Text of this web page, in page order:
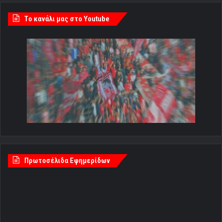
Tο κανάλι μας στο Youtube
Πρωτοσέλιδα Εφημερίδων